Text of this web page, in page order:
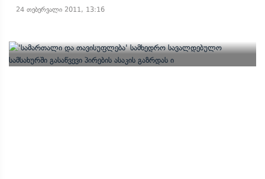
24 თებერვალი 2011, 13:16